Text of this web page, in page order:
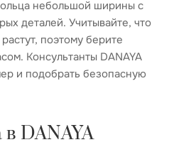
небольшой ширины с
деталей. Учитывайте, что
поэтому берите
Консультанты DANAYA
и подобрать безопасную
DANAYA